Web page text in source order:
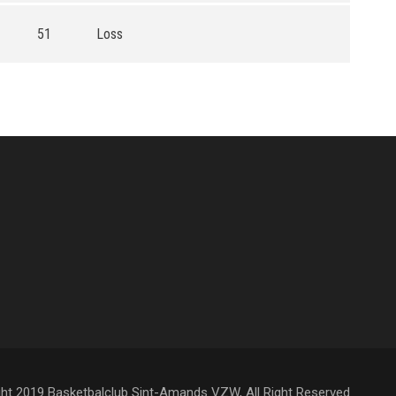
51 Loss
2019 Basketbalclub Sint-Amands VZW, All Right Reserved